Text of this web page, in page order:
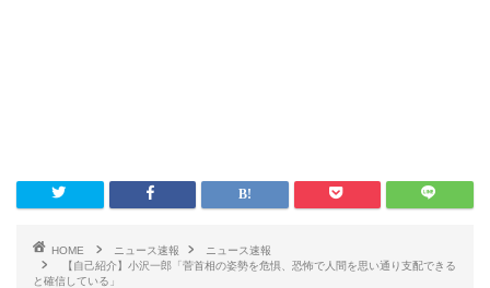
HOME ニュース速報
ニュース速報
【自己紹介】小沢一郎「菅首相の姿勢を危惧、恐怖で人間を思い通り支配できる
と確信している」